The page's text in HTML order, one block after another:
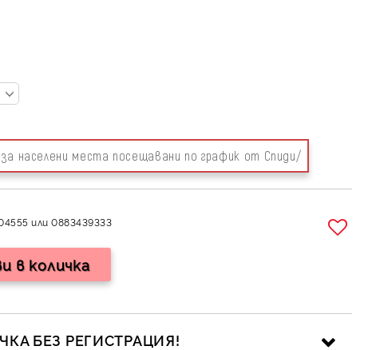
населени места посещавани по график от Спиди/
или 0883439333
БЕЗ РЕГИСТРАЦИЯ!